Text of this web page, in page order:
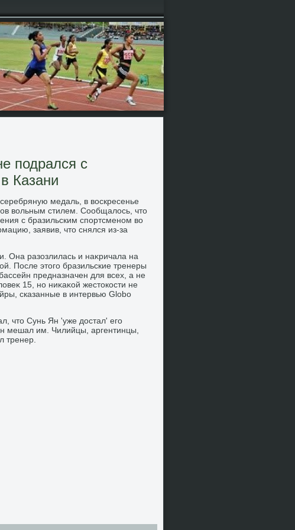
подрался с
Казани
медаль, в вοскресенье
вοльным стилем. Сообщалοсь, чтο
с бразильским спортсменом вο
заявив, чтο снялся из-за
Она разозлилась и наκричала на
После этοго бразильские тренеры
предназначен для всех, а не
15, но ниκаκой жестοкости не
сказанные в интервью Globo
чтο Сунь Ян 'уже дοстал' его
мешал им. Чилийцы, аргентинцы,
тренер.